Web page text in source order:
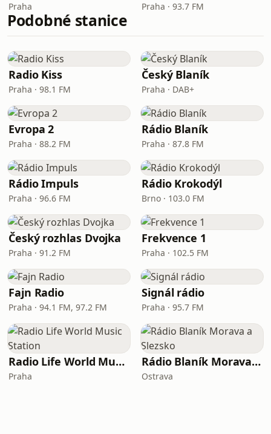
Praha Praha · 93.7 FM
Podobné stanice
Radio Kiss
Praha · 98.1 FM
Český Blaník
Praha · DAB+
Evropa 2
Praha · 88.2 FM
Rádio Blaník
Praha · 87.8 FM
Rádio Impuls
Praha · 96.6 FM
Rádio Krokodýl
Brno · 103.0 FM
Český rozhlas Dvojka
Praha · 91.2 FM
Frekvence 1
Praha · 102.5 FM
Fajn Radio
Praha · 94.1 FM, 97.2 FM
Signál rádio
Praha · 95.7 FM
Radio Life World Music Station
Praha
Rádio Blaník Morava a Slezsko
Ostrava